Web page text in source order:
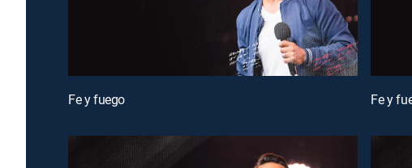
Fe y fuego Fe y